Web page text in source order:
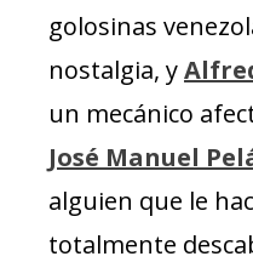
golosinas
nostalgia, y
un mecánico
José Manuel
alguien que le
totalmente